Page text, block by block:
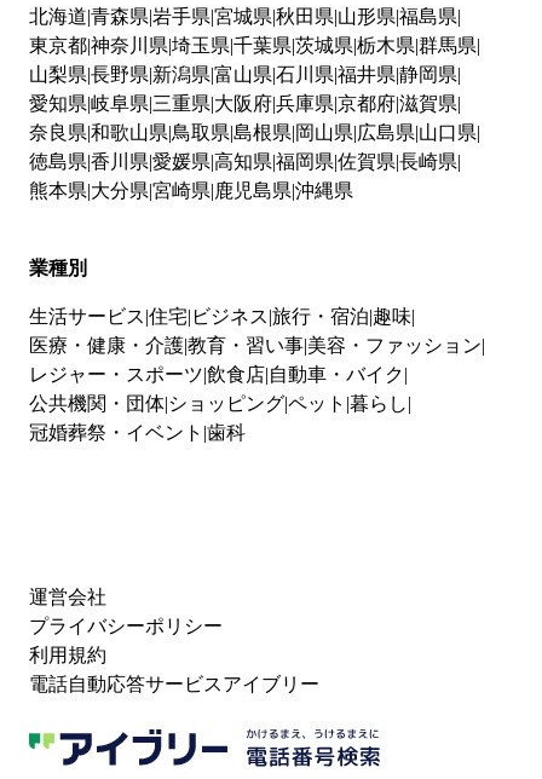
北海道 青森県 岩手県 宮城県 秋田県 山形県 福島県
東京都神奈川県 埼玉県 千葉県 茨城県 栃木県 群馬県
山梨県 長野県 新潟県 富山県 石川県 福井県 静岡県
愛知県 岐阜県 三重県 大阪府兵庫県 京都府滋賀県
奈良県 和歌山県 鳥取県 島根県 岡山県 広島県 山口県
徳島県 香川県 愛媛県 高知県 福岡県 佐賀県 長崎県
熊本県 大分県 宮崎県 鹿児島県 沖縄県
業種別
生活サービス 住宅 ビジネス 旅行・宿泊 趣味
医療・健康・介護教育・習い事 美容・ファッション
レジャー・スポーツ 飲食店 自動車・バイク
公共機関・団体 ショッピングペット 暮らし
冠婚葬祭・イベント 歯科
運営会社
プライバシーポリシー
利用規約
電話自動応答サービスアイブリー